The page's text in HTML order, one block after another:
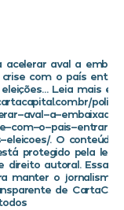
acelerar aval a
com o país
Leia mais em
aval-a-
com-o-pais-entrar-
. O conteúdo
protegido pela
direito autoral. Essa
manter o jornalismo
de